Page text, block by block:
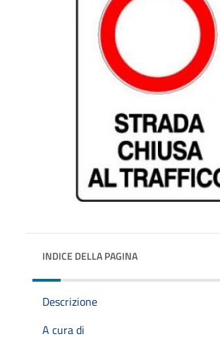
INDICE DELLA PAGINA
Descrizione
A cura di